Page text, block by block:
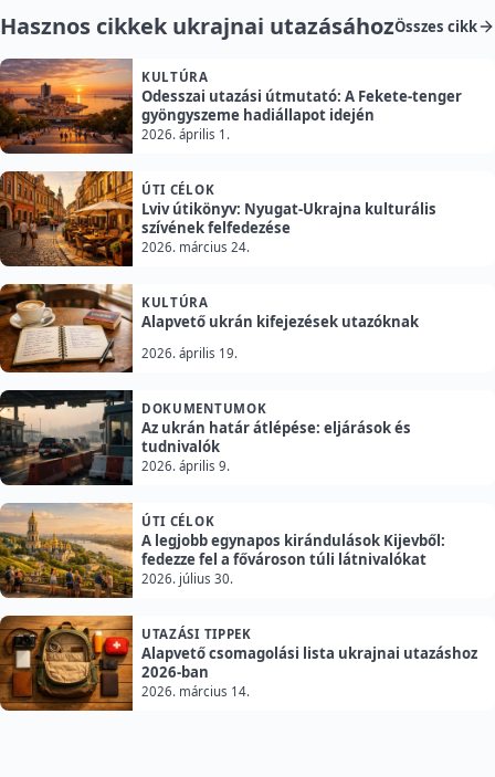
Hasznos cikkek ukrajnai utazásáhozÖsszes cikk
KULTÚRA
Odesszai utazási útmutató: A Fekete-tenger
gyöngyszeme hadiállapot idején
2026. április 1.
ÚTI CÉLOK
Lviv útikönyv: Nyugat-Ukrajna kulturális
szívének felfedezése
2026. március 24.
KULTÚRA
Alapvető ukrán kifejezések utazóknak
2026. április 19.
DOKUMENTUMOK
Az ukrán határ átlépése: eljárások és
tudnivalók
2026. április 9.
ÚTI CÉLOK
A legjobb egynapos kirándulások Kijevből:
fedezze fel a fővároson túli látnivalókat
2026. július 30.
UTAZÁSI TIPPEK
Alapvető csomagolási lista ukrajnai utazáshoz
2026-ban
2026. március 14.